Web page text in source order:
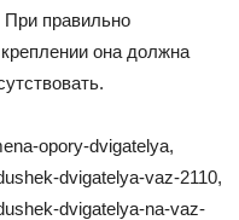
При правильно
она должна
opory-dvigatelya,
dvigatelya-vaz-2110,
dvigatelya-na-vaz-